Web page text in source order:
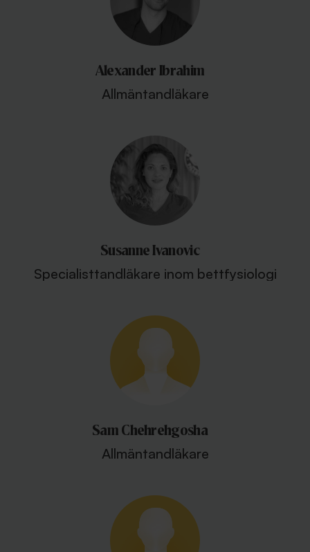
Alexander Ibrahim
Allmäntandläkare
Susanne Ivanovic
Specialisttandläkare inom bettfysiologi
Sam Chehrehgosha
Allmäntandläkare